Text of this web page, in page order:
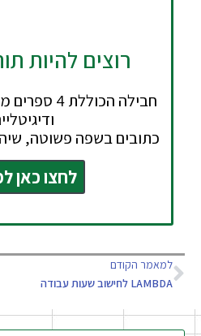
רוצים להיות
חבילה
כתובים בשפה פשוטה,
לחצו כאן
למאמר הקודם
LAMBDA לחישוב שעות עבודה